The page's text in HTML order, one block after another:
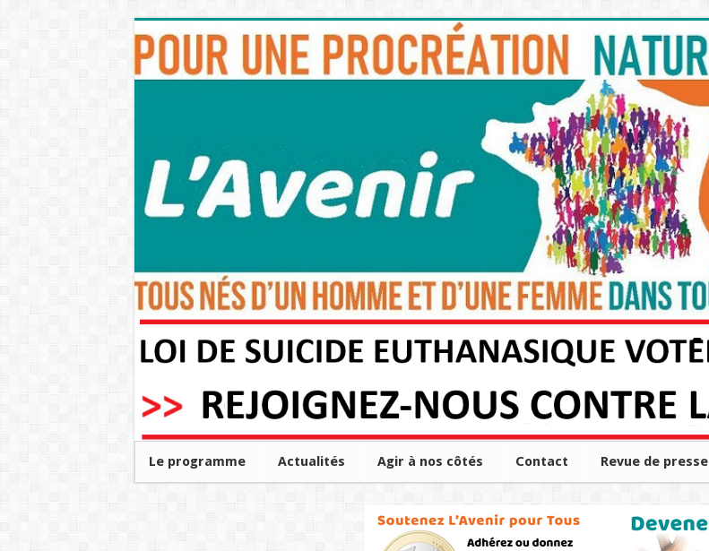
Le programme Actualités Agir à nos côtés Contact Revue de presse